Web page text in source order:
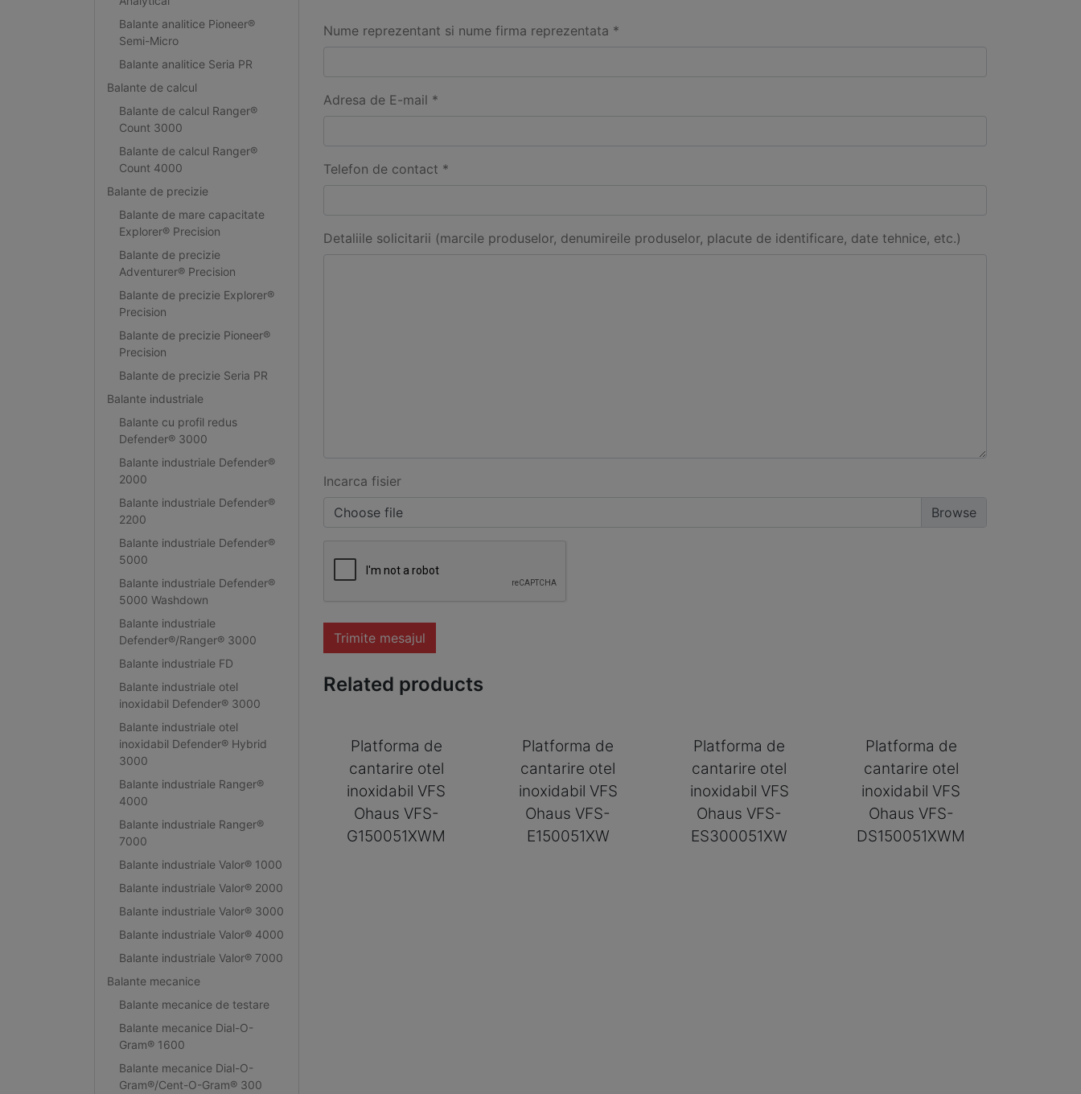
Balante analitice Pioneer®
Semi-Micro
Balante analitice Seria PR
Balante de calcul
Balante de calcul Ranger®
Count 3000
Balante de calcul Ranger®
Count 4000
Balante de precizie
Balante de mare capacitate
Explorer® Precision
Balante de precizie
Adventurer® Precision
Balante de precizie Explorer®
Precision
Balante de precizie Pioneer®
Precision
Balante de precizie Seria PR
Balante industriale
Balante cu profil redus
Defender® 3000
Balante industriale Defender®
2000
Balante industriale Defender®
2200
Balante industriale Defender®
5000
Balante industriale Defender®
5000 Washdown
Balante industriale
Defender®/Ranger® 3000
Balante industriale FD
Balante industriale otel
inoxidabil Defender® 3000
Balante industriale otel
inoxidabil Defender® Hybrid
3000
Balante industriale Ranger®
4000
Balante industriale Ranger®
7000
Balante industriale Valor® 1000
Balante industriale Valor® 2000
Balante industriale Valor® 3000
Balante industriale Valor® 4000
Balante industriale Valor® 7000
Balante mecanice
Balante mecanice de testare
Balante mecanice Dial-O-
Gram® 1600
Balante mecanice Dial-O-
Gram®/Cent-O-Gram® 300
Nume reprezentant si nume firma reprezentata *
Adresa de E-mail *
Telefon de contact *
Detaliile solicitarii (marcile produselor, denumireile produselor, placute de identificare, date tehnice, etc.)
Incarca fisier
Choose file
Trimite mesajul
Related products
Platforma de
cantarire otel
inoxidabil VFS
Ohaus VFS-
G150051XWM
Platforma de
cantarire otel
inoxidabil VFS
Ohaus VFS-
E150051XW
Platforma de
cantarire otel
inoxidabil VFS
Ohaus VFS-
ES300051XW
Platforma de
cantarire otel
inoxidabil VFS
Ohaus VFS-
DS150051XWM